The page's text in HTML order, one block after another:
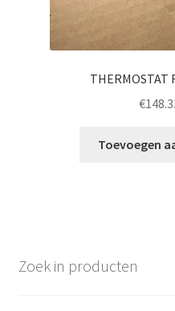
THERMOSTAT
€
Toevoegen
Zoek in producten